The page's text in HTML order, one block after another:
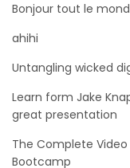
Bonjour tout le
ahihi
Untangling wicked
Learn form Jake
great presentation
The Complete
Bootcamp